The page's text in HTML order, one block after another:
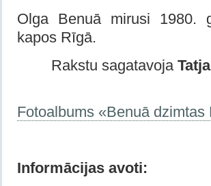
Olga Benuā mirusi 1980.
kapos Rīgā.
Rakstu sagatavoja
Fotoalbums «Benuā dzimtas
Informācijas avoti: